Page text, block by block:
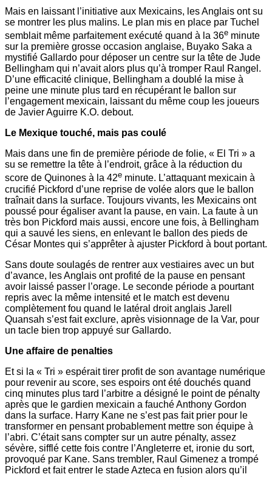
Mais en laissant l’initiative aux Mexicains, les Anglais ont su
se montrer les plus malins. Le plan mis en place par Tuchel
semblait même parfaitement exécuté quand à la 36e minute
sur la première grosse occasion anglaise, Buyako Saka a
mystifié Gallardo pour déposer un centre sur la tête de Jude
Bellingham qui n’avait alors plus qu’à tromper Raul Rangel.
D’une efficacité clinique, Bellingham a doublé la mise à
peine une minute plus tard en récupérant le ballon sur
l’engagement mexicain, laissant du même coup les joueurs
de Javier Aguirre K.O. debout.
Le Mexique touché, mais pas coulé
Mais dans une fin de première période de folie, « El Tri » a
su se remettre la tête à l’endroit, grâce à la réduction du
score de Quinones à la 42e minute. L’attaquant mexicain à
crucifié Pickford d’une reprise de volée alors que le ballon
traînait dans la surface. Toujours vivants, les Mexicains ont
poussé pour égaliser avant la pause, en vain. La faute à un
très bon Pickford mais aussi, encore une fois, à Bellingham
qui a sauvé les siens, en enlevant le ballon des pieds de
César Montes qui s’apprêter à ajuster Pickford à bout portant.
Sans doute soulagés de rentrer aux vestiaires avec un but
d’avance, les Anglais ont profité de la pause en pensant
avoir laissé passer l’orage. Le seconde période a pourtant
repris avec la même intensité et le match est devenu
complètement fou quand le latéral droit anglais Jarell
Quansah s’est fait exclure, après visionnage de la Var, pour
un tacle bien trop appuyé sur Gallardo.
Une affaire de penalties
Et si la « Tri » espérait tirer profit de son avantage numérique
pour revenir au score, ses espoirs ont été douchés quand
cinq minutes plus tard l’arbitre a désigné le point de pénalty
après que le gardien mexicain a fauché Anthony Gordon
dans la surface. Harry Kane ne s’est pas fait prier pour le
transformer en pensant probablement mettre son équipe à
l’abri. C’était sans compter sur un autre pénalty, assez
sévère, sifflé cette fois contre l’Angleterre et, ironie du sort,
provoqué par Kane. Sans trembler, Raul Gimenez a trompé
Pickford et fait entrer le stade Azteca en fusion alors qu’il